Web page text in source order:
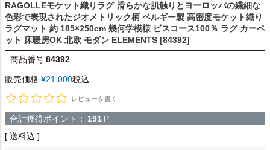
RAGOLLEモケット織りラグ 滑らかな肌触りとヨーロッパの繊細な
色彩で表現されたジオメトリック柄 ベルギー製 高密度モケット織り
ラグマット 約 185×250cm 幾何学模様 ビスコース100％ ラグ カーペ
ット 床暖房OK 北欧 モダン ELEMENTS [84392]
商品番号84392
販売価格 ¥21,000税込
レビューを書く
合計獲得ポイント： 191 P
送料込